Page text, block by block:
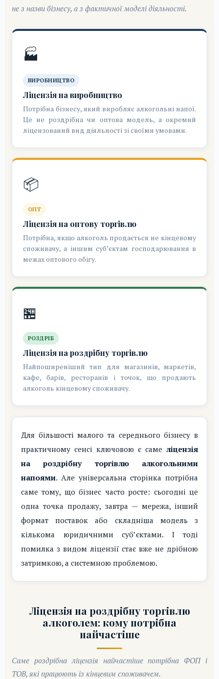
не з назви бізнесу, а з фактичної моделі діяльності.
🏭
ВИРОБНИЦТВО
Ліцензія на виробництво
Потрібна бізнесу, який виробляє алкогольні напої.
Це не роздрібна чи оптова модель, а окремий
ліцензований вид діяльності зі своїми умовами.
📦
ОПТ
Ліцензія на оптову торгівлю
Потрібна, якщо алкоголь продається не кінцевому
споживачу, а іншим суб’єктам господарювання в
межах оптового обігу.
🏪
РОЗДРІБ
Ліцензія на роздрібну торгівлю
Найпоширеніший тип для магазинів, маркетів,
кафе, барів, ресторанів і точок, що продають
алкоголь кінцевому споживачу.
Для більшості малого та середнього бізнесу в
практичному сенсі ключовою є саме ліцензія
на роздрібну торгівлю алкогольними
напоями. Але універсальна сторінка потрібна
саме тому, що бізнес часто росте: сьогодні це
одна точка продажу, завтра — мережа, інший
формат поставок або складніша модель з
кількома юридичними суб’єктами. І тоді
помилка з видом ліцензії стає вже не дрібною
затримкою, а системною проблемою.
Ліцензія на роздрібну торгівлю
алкоголем: кому потрібна
найчастіше
Саме роздрібна ліцензія найчастіше потрібна ФОП і
ТОВ, які працюють із кінцевим споживачем.